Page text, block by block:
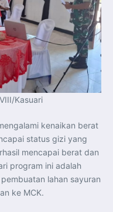
Kasuari
kenaikan berat
status gizi yang
mencapai berat dan
program ini adalah
lahan sayuran
ke MCK.